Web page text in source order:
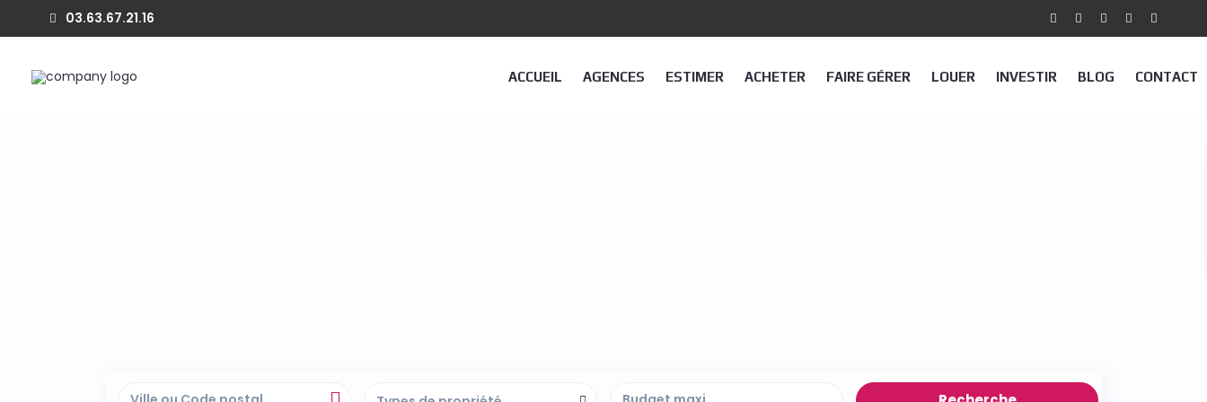
03.63.67.21.16
ACCUEIL AGENCES ESTIMER ACHETER FAIRE GÉRER LOUER INVESTIR BLOG CONTACT